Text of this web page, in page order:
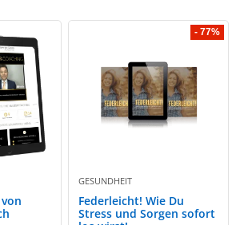
- 77%
GESUNDHEIT
Federleicht! Wie Du
Stress und Sorgen sofort